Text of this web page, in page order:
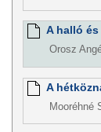
A halló
Orosz
A
Mooréhné